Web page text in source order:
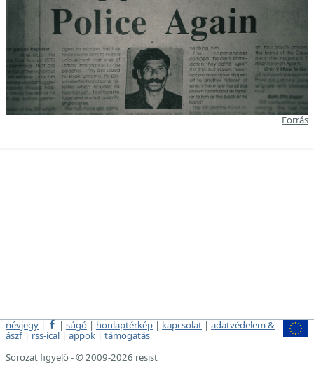
Forrás
névjegy | | súgó | honlaptérkép | kapcsolat | adatvédelem &
ászf | rss-ical | appok | támogatás
Sorozat figyelő - © 2009-2026 resist